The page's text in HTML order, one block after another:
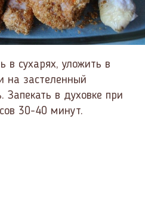
в сухарях, уложить в
на застеленный
Запекать в духовке при
30-40 минут.